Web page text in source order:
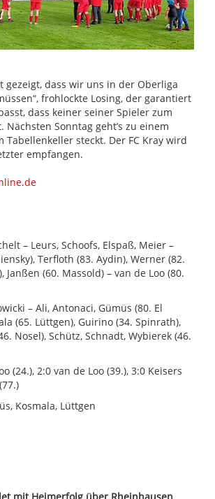
gezeigt, dass wir uns in der Oberliga
frohlockte Losing, der garantiert
dass keiner seiner Spieler zum
Nächsten Sonntag geht’s zu einem
Tabellenkeller steckt. Der FC Kray wird
empfangen.
– Leurs, Schoofs, Elspaß, Meier –
Terfloth (83. Aydin), Werner (82.
Janßen (60. Massold) – van de Loo (80.
– Ali, Antonaci, Gümüs (80. El
(65. Lüttgen), Guirino (34. Spinrath),
Nosel), Schütz, Schnadt, Wybierek (46.
(24.), 2:0 van de Loo (39.), 3:0 Keisers
Kosmala, Lüttgen